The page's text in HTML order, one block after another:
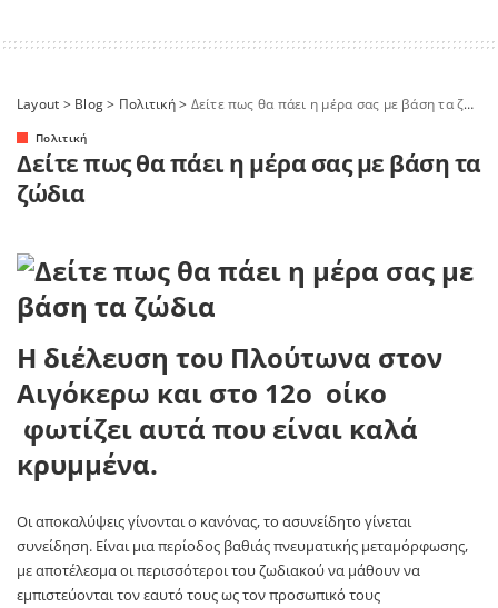
Layout > Blog> Πολιτική> Δείτε πως θα πάει η μέρα σας με βάση τα ζώδια
Πολιτική
Δείτε πως θα πάει η μέρα σας με βάση τα
ζώδια
Η διέλευση του Πλούτωνα στον
Αιγόκερω και στο 12ο οίκο
φωτίζει αυτά που είναι καλά
κρυμμένα.
Οι αποκαλύψεις γίνονται ο κανόνας, το ασυνείδητο γίνεται
συνείδηση. Είναι μια περίοδος βαθιάς πνευματικής μεταμόρφωσης,
με αποτέλεσμα οι περισσότεροι του ζωδιακού να μάθουν να
εμπιστεύονται τον εαυτό τους ως τον προσωπικό τους